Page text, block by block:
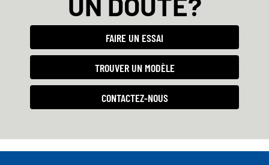
FAIRE UN ESSAI
TROUVER UN MODÈLE
CONTACTEZ-NOUS